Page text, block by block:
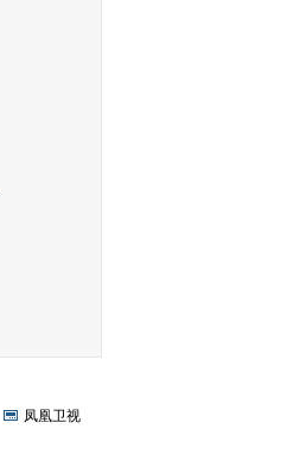
凤凰卫视